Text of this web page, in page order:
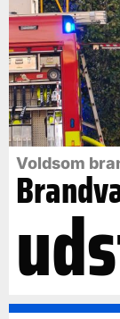
Voldsom